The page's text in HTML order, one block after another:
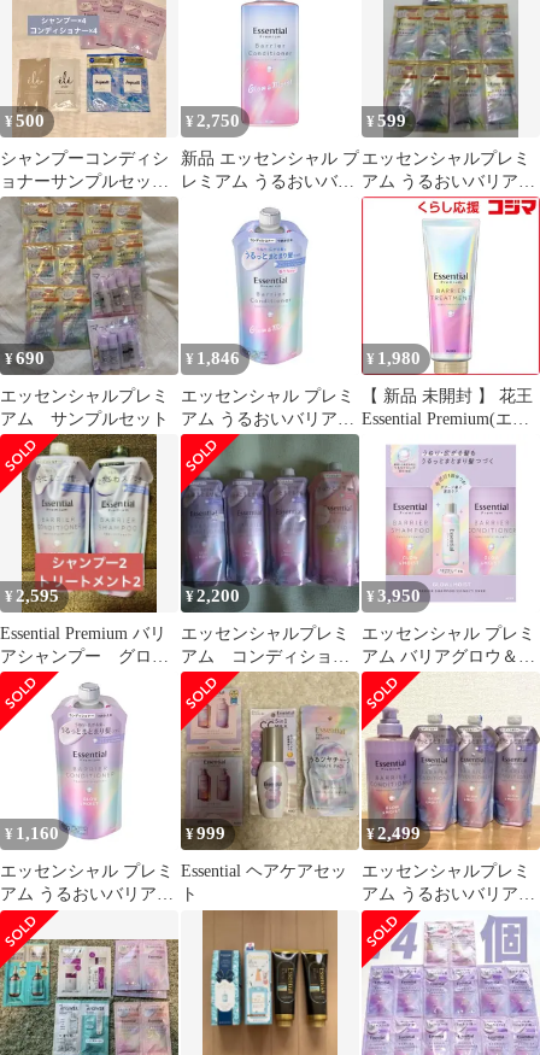
¥500
シャンプーコンディシ
ョナーサンプルセット
アクオルエレキュイー
ルエッセンシャル
¥ 2,750
新品 エッセンシャル プ
レミアム うるおいバリ
アコンディショナー グ
ロウ＆モイスト ポンプ
¥599
エッセンシャルプレミ
アム うるおいバリアシ
ャンプー＆コンディシ
ョナー(各5回分)
¥690
エッセンシャルプレミ
アム サンプルセット
¥ 1,846
エッセンシャル プレミ
アム うるおいバリアコ
ンディショナー グロウ
＆モイスト つめかえ用
340ml
¥ 1,980
【 新品 未開封 】 花王
Essential Premium(エッ
センシャル プレミア
ム)バリアトリートメン
ト 200g 未使用 送料無
¥2,595
Essential Premium バリ
アシャンプー グロス
&モイスト
¥2,200
エッセンシャルプレミ
アム コンディショナ
ー グロウモイスト
シルキースムース
¥ 3,950
エッセンシャル プレミ
アム バリアグロウ＆モ
イストポンプセット
900ml+うる
¥ 1,160
エッセンシャル プレミ
アム うるおいバリアコ
ンディショナー グロウ
＆モイスト つめかえ用
340ml [グロウ&モイス
ト] [コンディショナー]
¥999
Essential ヘアケアセッ
ト
¥2,499
エッセンシャルプレミ
アム うるおいバリアコ
ンディショナー グロウ
&モイスト